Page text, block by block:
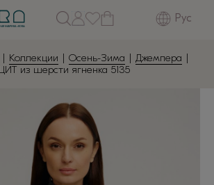
Рус
| Коллекции | Осень-Зима | Джемпера |
из шерсти ягненка 5135